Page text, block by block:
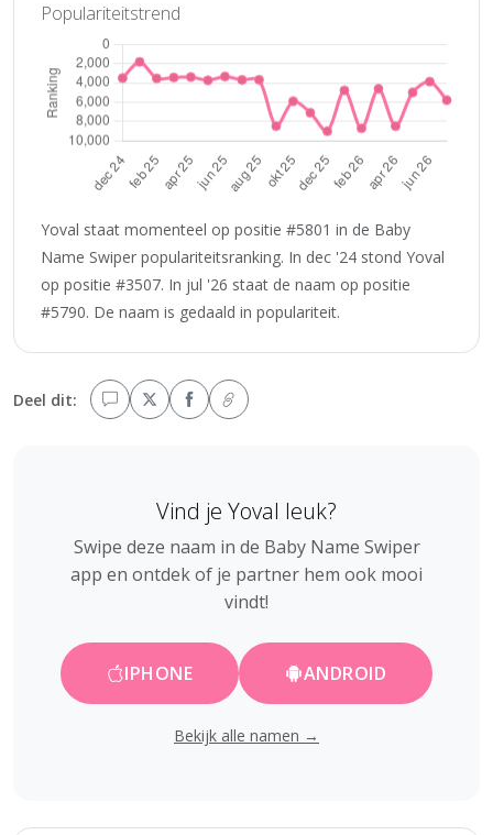
Populariteitstrend
Yoval staat momenteel op positie #5801 in de Baby
Name Swiper populariteitsranking. In dec '24 stond Yoval
op positie #3507. In jul '26 staat de naam op positie
#5790. De naam is gedaald in populariteit.
Deel dit:
Vind je Yoval leuk?
Swipe deze naam in de Baby Name Swiper
app en ontdek of je partner hem ook mooi
vindt!
IPHONE ANDROID
Bekijk alle namen →